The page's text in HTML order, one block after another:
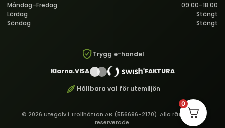
Måndag–Fredag
09:00–18:00
Lördag
Stängt
Söndag
Stängt
Trygg e-handel
Klarna.VISA FAKTURA
Hållbara val för utemiljön
© 2026 Utegolv i Trollhättan AB (556696-2170). Alla rättigheter
reserverade.
0